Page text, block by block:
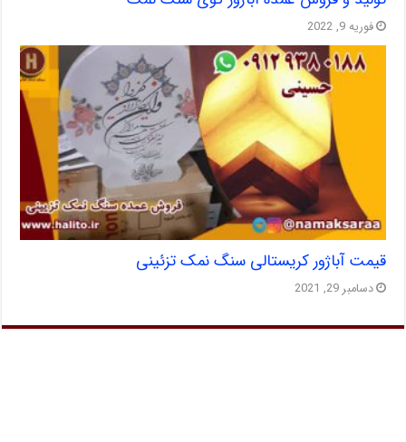
فوریه 9, 2022
قیمت آباژور کریستالی سنگ نمک تزئینی
دسامبر 29, 2021